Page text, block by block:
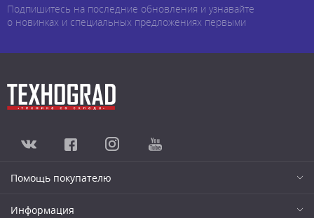
Подпишитесь на последние обновления и узнавайте
о новинках и специальных предложениях первыми
Помощь покупателю
Информация